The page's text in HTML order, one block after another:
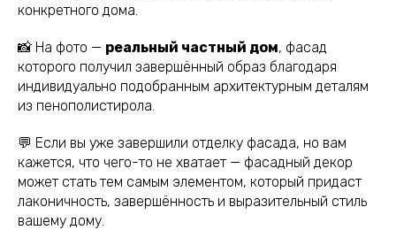
конкретного дома.
📸 На фото — реальный частный дом, фасад
которого получил завершённый образ благодаря
индивидуально подобранным архитектурным деталям
из пенополистирола.
💬 Если вы уже завершили отделку фасада, но вам
кажется, что чего-то не хватает — фасадный декор
может стать тем самым элементом, который придаст
лаконичность, завершённость и выразительный стиль
вашему дому.